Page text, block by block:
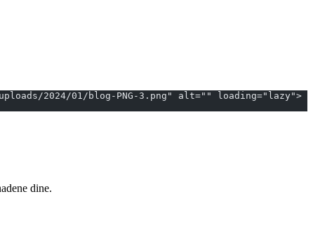
dine.